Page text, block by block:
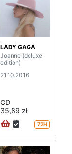
LADY GAGA
Joanne (deluxe
edition)
21.10.2016
CD
35,89 zł
72H